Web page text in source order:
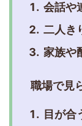
会話や
二人き
家族や
職場で見
目が合